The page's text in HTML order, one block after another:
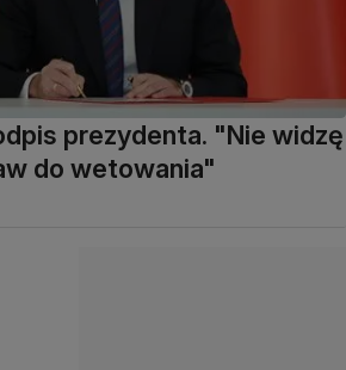
prezydenta. "Nie widzę
do wetowania"